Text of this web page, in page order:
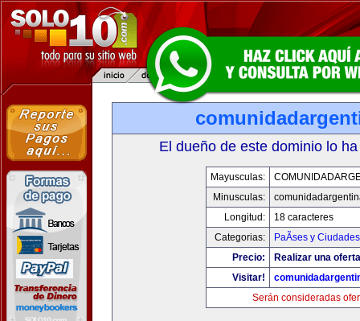
El dueño de este dominio lo
Mayusculas:
Minusculas:
Longitud:
18 caracteres
Categorias:
PaÃ­ses y Ciudades
Precio:
Realizar una
Visitar!
Serán consideradas